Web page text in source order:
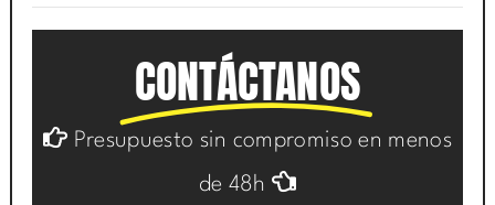
CONTÁCTANOS
Presupuesto sin compromiso en menos
de 48h